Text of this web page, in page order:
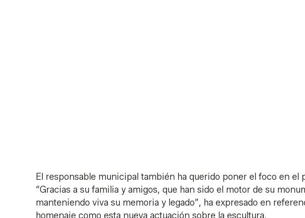
El responsable municipal también ha querido poner el foco en el
“Gracias a su familia y amigos, que han sido el motor de su
manteniendo viva su memoria y legado”, ha expresado en
homenaje como esta nueva actuación sobre la escultura.